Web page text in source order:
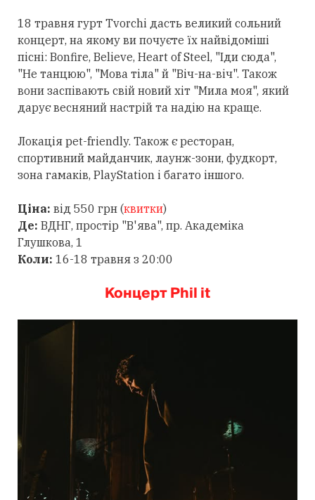
18 травня гурт Tvorchi дасть великий сольний
концерт, на якому ви почуєте їх найвідоміші
пісні: Bonfire, Believe, Heart of Steel, "Іди сюда",
"Не танцюю", "Мова тіла" й "Віч-на-віч". Також
вони заспівають свій новий хіт "Мила моя", який
дарує весняний настрій та надію на краще.
Локація pet-friendly. Також є ресторан,
спортивний майданчик, лаунж-зони, фудкорт,
зона гамаків, PlayStation і багато іншого.
Ціна: від 550 грн (квитки)
Де: ВДНГ, простір "В'ява", пр. Академіка
Глушкова, 1
Коли: 16-18 травня з 20:00
Концерт Phil it